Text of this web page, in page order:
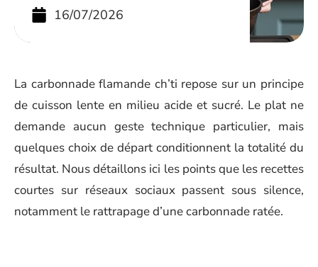
16/07/2026
La carbonnade flamande ch’ti repose sur un principe
de cuisson lente en milieu acide et sucré. Le plat ne
demande aucun geste technique particulier, mais
quelques choix de départ conditionnent la totalité du
résultat. Nous détaillons ici les points que les recettes
courtes sur réseaux sociaux passent sous silence,
notamment le rattrapage d’une carbonnade ratée.